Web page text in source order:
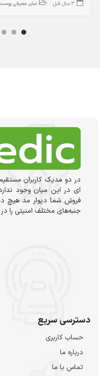
3 سال قبل سایر مصرفی پوست
در دو مدیک کاربران
ای در این میان وجود
فروشِ شما دیوار مد هیچ
جنبه‌های مختلف امنیتی را در
دسترسی سریع
حساب کاربری
درباره ما
تماس با ما